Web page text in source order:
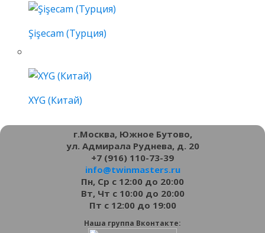
Şişecam (Турция)
XYG (Китай)
г.Москва, Южное Бутово,
ул. Адмирала Руднева, д. 20
+7 (916) 110-73-39
info@twinmasters.ru
Пн, Ср с 12:00 до 20:00
Вт, Чт с 10:00 до 20:00
Пт с 12:00 до 19:00
Наша группа Вконтакте: